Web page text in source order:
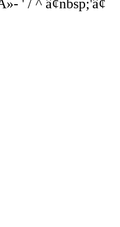
' / ^ â¢nbsp;'â¢